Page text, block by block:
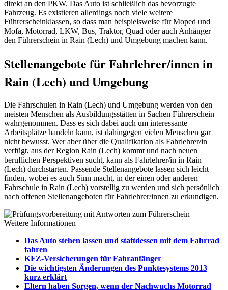
direkt an den PKW. Das Auto ist schließlich das bevorzugte
Fahrzeug. Es existieren allerdings noch viele weitere
Führerscheinklassen, so dass man beispielsweise für Moped und
Mofa, Motorrad, LKW, Bus, Traktor, Quad oder auch Anhänger
den Führerschein in Rain (Lech) und Umgebung machen kann.
Stellenangebote für Fahrlehrer/innen in
Rain (Lech) und Umgebung
Die Fahrschulen in Rain (Lech) und Umgebung werden von den
meisten Menschen als Ausbildungsstätten in Sachen Führerschein
wahrgenommen. Dass es sich dabei auch um interessante
Arbeitsplätze handeln kann, ist dahingegen vielen Menschen gar
nicht bewusst. Wer aber über die Qualifikation als Fahrlehrer/in
verfügt, aus der Region Rain (Lech) kommt und nach neuen
beruflichen Perspektiven sucht, kann als Fahrlehrer/in in Rain
(Lech) durchstarten. Passende Stellenangebote lassen sich leicht
finden, wobei es auch Sinn macht, in der einen oder anderen
Fahrschule in Rain (Lech) vorstellig zu werden und sich persönlich
nach offenen Stellenangeboten für Fahrlehrer/innen zu erkundigen.
Weitere Informationen
Das Auto stehen lassen und stattdessen mit dem Fahrrad
fahren
KFZ-Versicherungen für Fahranfänger
Die wichtigsten Änderungen des Punktesystems 2013
kurz erklärt
Eltern haben Sorgen, wenn der Nachwuchs Motorrad